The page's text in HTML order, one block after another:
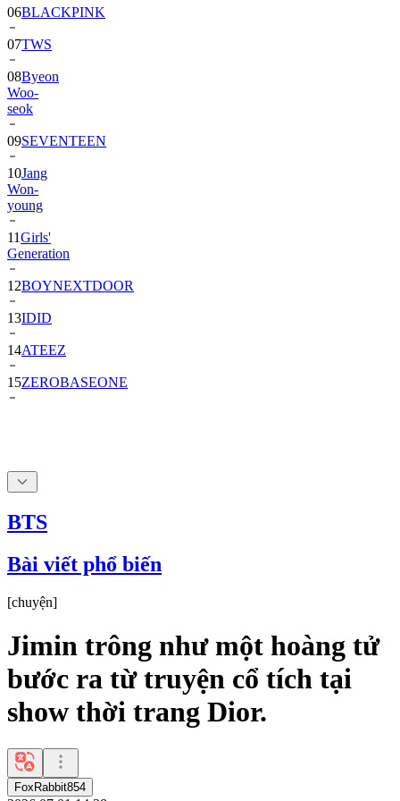
06BLACKPINK
07TWS
08Byeon
Woo-
seok
09SEVENTEEN
10Jang
Won-
young
11Girls'
Generation
12BOYNEXTDOOR
13IDID
14ATEEZ
15ZEROBASEONE
BTS
Bài viết phổ biến
[chuyện]
Jimin trông như một hoàng tử
bước ra từ truyện cổ tích tại
show thời trang Dior.
FoxRabbit854